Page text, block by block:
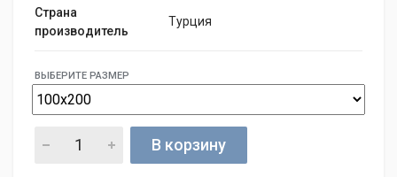
Страна
производитель
Турция
ВЫБЕРИТЕ РАЗМЕР
В корзину